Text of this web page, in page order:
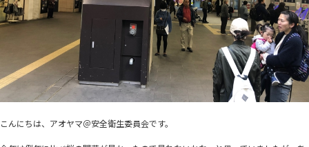
こんにちは、アオヤマ＠安全衛生委員会です。